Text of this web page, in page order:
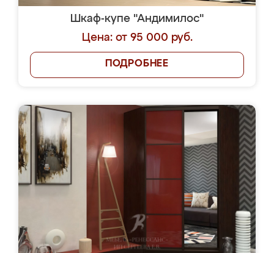
Шкаф-купе "Андимилос"
Цена: от 95 000 руб.
ПОДРОБНЕЕ